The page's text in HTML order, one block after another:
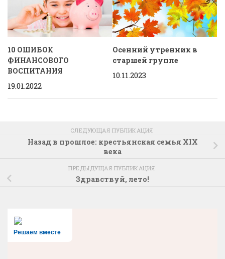
10 ОШИБОК
ФИНАНСОВОГО
ВОСПИТАНИЯ
19.01.2022
Осенний утренник в
старшей группе
10.11.2023
СЛЕДУЮЩАЯ ПУБЛИКАЦИЯ
Назад в прошлое: крестьянская семья XIX
века
ПРЕДЫДУЩАЯ ПУБЛИКАЦИЯ
Здравствуй, лето!
Решаем вместе